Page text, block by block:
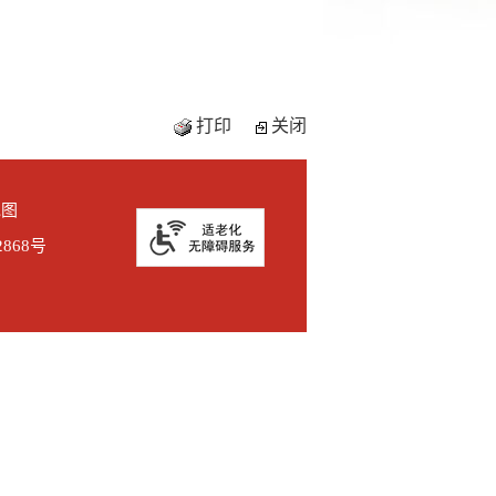
打印 关闭
号